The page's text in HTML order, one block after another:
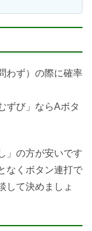
わず）の際に確率
ずび」ならAボタ
」の方が安いです
なくボタン連打で
して決めましょ